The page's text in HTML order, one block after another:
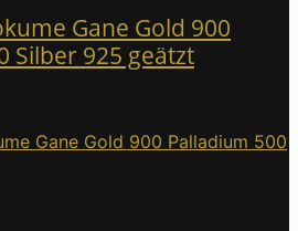
Gane Gold 900
Silber 925 geätzt